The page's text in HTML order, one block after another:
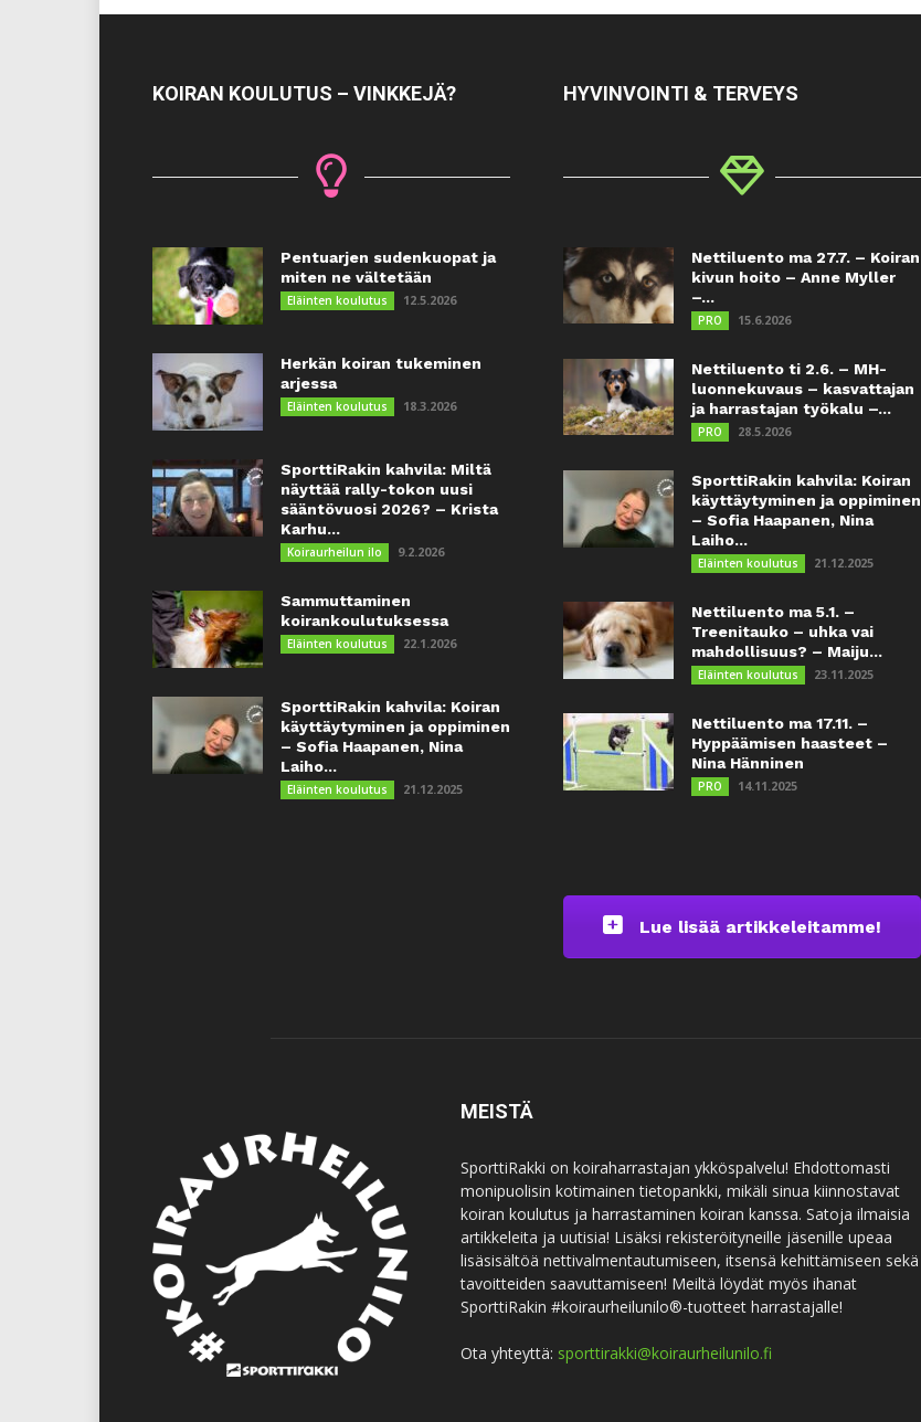
KOIRAN KOULUTUS – VINKKEJÄ?
Pentuarjen sudenkuopat ja
miten ne vältetään
Eläinten koulutus 12.5.2026
Herkän koiran tukeminen
arjessa
Eläinten koulutus 18.3.2026
SporttiRakin kahvila: Miltä
näyttää rally-tokon uusi
sääntövuosi 2026? – Krista
Karhu...
Koiraurheilun ilo 9.2.2026
Sammuttaminen
koirankoulutuksessa
Eläinten koulutus 22.1.2026
SporttiRakin kahvila: Koiran
käyttäytyminen ja oppiminen
– Sofia Haapanen, Nina
Laiho...
Eläinten koulutus 21.12.2025
HYVINVOINTI & TERVEYS
Nettiluento ma 27.7. – Koiran
kivun hoito – Anne Myller
–...
PRO 15.6.2026
Nettiluento ti 2.6. – MH-
luonnekuvaus – kasvattajan
ja harrastajan työkalu –...
PRO 28.5.2026
SporttiRakin kahvila: Koiran
käyttäytyminen ja oppiminen
– Sofia Haapanen, Nina
Laiho...
Eläinten koulutus 21.12.2025
Nettiluento ma 5.1. –
Treenitauko – uhka vai
mahdollisuus? – Maiju...
Eläinten koulutus 23.11.2025
Nettiluento ma 17.11. –
Hyppäämisen haasteet –
Nina Hänninen
PRO 14.11.2025
Lue lisää artikkeleitamme!
MEISTÄ
SporttiRakki on koiraharrastajan ykköspalvelu! Ehdottomasti
monipuolisin kotimainen tietopankki, mikäli sinua kiinnostavat
koiran koulutus ja harrastaminen koiran kanssa. Satoja ilmaisia
artikkeleita ja uutisia! Lisäksi rekisteröityneille jäsenille upeaa
lisäsisältöä nettivalmentautumiseen, itsensä kehittämiseen sekä
tavoitteiden saavuttamiseen! Meiltä löydät myös ihanat
SporttiRakin #koiraurheilunilo®-tuotteet harrastajalle!
Ota yhteyttä: sporttirakki@koiraurheilunilo.fi